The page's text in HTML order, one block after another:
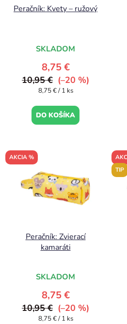
Peračník: Kvety – ružový
SKLADOM
8,75 €
10,95 € (–20 %)
Jednotková
8,75 € / 1 ks
DO KOŠÍKA
AKCIA %
Peračník: Zvierací
kamaráti
SKLADOM
8,75 €
10,95 € (–20 %)
Jednotková
8,75 € / 1 ks
TIP